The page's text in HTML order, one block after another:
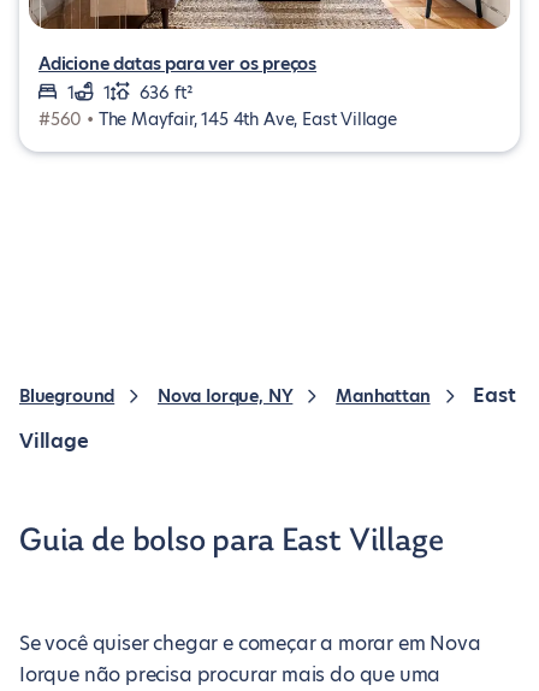
Adicione datas para ver os preços
1
1
636 ft²
#560 • The Mayfair, 145 4th Ave, East Village
Blueground Nova Iorque, NY Manhattan
East
Village
Guia de bolso para East Village
Se você quiser chegar e começar a morar em Nova
Iorque não precisa procurar mais do que uma